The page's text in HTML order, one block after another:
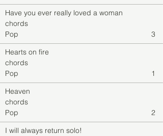
Have you ever really loved a woman
chords
Pop
3
Hearts on fire
chords
Pop
1
Heaven
chords
Pop
2
I will always return solo!